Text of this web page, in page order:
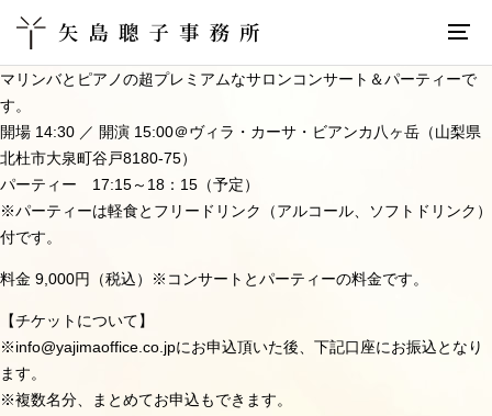
マリンバとピアノの超プレミアムなサロンコンサート＆パーティーで
す。
開場 14:30 ／ 開演 15:00＠ヴィラ・カーサ・ビアンカ八ヶ岳 （山梨県
北杜市大泉町谷戸8180-75）
パーティー 17:15～18：15（予定）
※パーティーは軽食とフリードリンク（アルコール、ソフトドリンク）
付です。
料金 9,000円（税込）※コンサートとパーティーの料金です。
【チケットについて】
※info@yajimaoffice.co.jpにお申込頂いた後、下記口座にお振込となり
ます。
※複数名分、まとめてお申込もできます。